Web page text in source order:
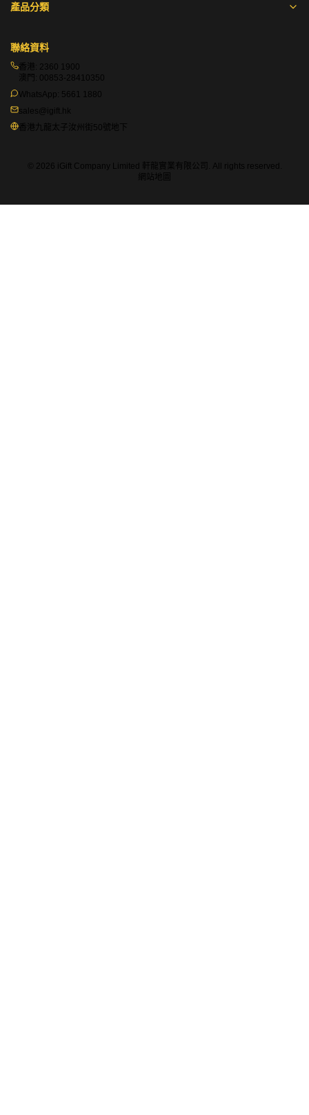
產品分類
聯絡資料
香港: 2360 1900
澳門: 00853-28410350
WhatsApp: 5661 1880
sales@igift.hk
香港九龍太子汝州街50號地下
© 2026 iGift Company Limited 軒龍實業有限公司. All rights reserved.
網站地圖